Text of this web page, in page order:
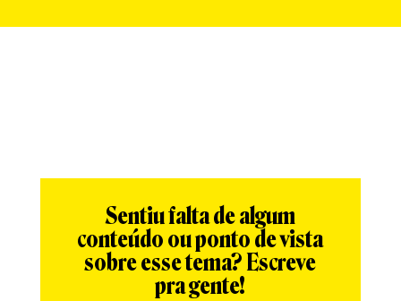
Sentiu falta de algum
conteúdo ou ponto de vista
sobre esse tema? Escreve
pra gente!